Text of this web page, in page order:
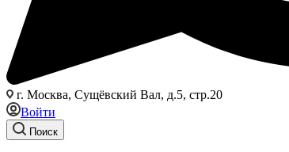
г. Москва, Сущёвский Вал, д.5, стр.20
Войти
Поиск